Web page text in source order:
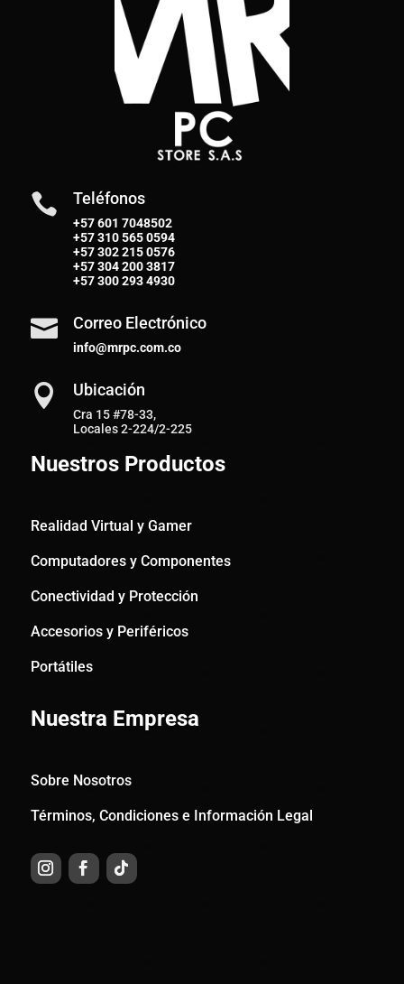
 Teléfonos
+57 601 7048502
+57310 565 0594
+57302 215 0576
+57304 200 3817
+57300 293 4930
 Correo Electrónico
info@mrpc.com.co
 Ubicación
Cra 15 #78-33,
Locales 2-224/2-225
Nuestros Productos
Realidad Virtual y Gamer
Computadores y Componentes
Conectividad y Protección
Accesorios y Periféricos
Portátiles
Nuestra Empresa
Sobre Nosotros
Términos, Condiciones e Información Legal